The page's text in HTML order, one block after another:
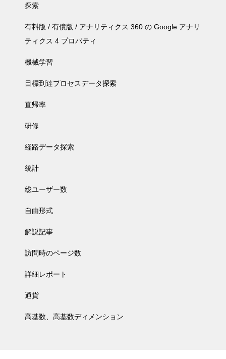
探索
有料版 / 有償版 / アナリティクス 360 の Google アナリ
ティクス 4 プロパティ
機械学習
目標到達プロセスデータ探索
直帰率
研修
経路データ探索
統計
総ユーザー数
自由形式
解説記事
訪問時のページ数
詳細レポート
通貨
高基数、高基数ディメンション